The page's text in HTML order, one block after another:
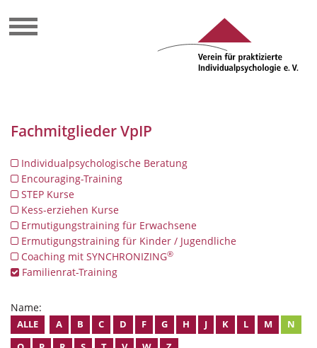
Fachmitglieder VpIP
Individualpsychologische Beratung
Encouraging-Training
STEP Kurse
Kess-erziehen Kurse
Ermutigungstraining für Erwachsene
Ermutigungstraining für Kinder / Jugendliche
Coaching mit SYNCHRONIZING®
Familienrat-Training
Name:
ALLE A B C D F G H J K L M
N